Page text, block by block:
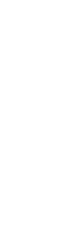
SP-Line -